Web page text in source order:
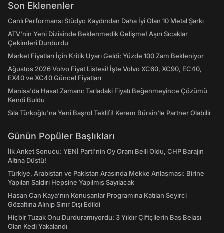
Son Eklenenler
Canlı Performansı Stüdyo Kaydından Daha İyi Olan 10 Metal Şarkı
ATV'nin Yeni Dizisinde Beklenmedik Gelişme! Aşırı Sıcaklar
Çekimleri Durdurdu
Market Fiyatları İçin Kritik Uyarı Geldi: Yüzde 100 Zam Bekleniyor
Ağustos 2026 Volvo Fiyat Listesi! İşte Volvo XC60, XC90, EC40,
EX40 ve XC40 Güncel Fiyatları
Manisa'da Hasat Zamanı: Tarladaki Fiyatı Beğenmeyince Çözümü
Kendi Buldu
Sıla Türkoğlu'na Yeni Başrol Teklifi! Kerem Bürsin'le Partner Olabilir
Günün Popüler Başlıkları
İlk Anket Sonucu: YENİ Parti'nin Oy Oranı Belli Oldu, CHP Barajın
Altına Düştü!
Türkiye, Arabistan ve Pakistan Arasında Mekke Anlaşması: Birine
Yapılan Saldırı Hepsine Yapılmış Sayılacak
Hasan Can Kaya’nın Konuşanlar Programına Katılan Seyirci
Gözaltına Alınıp Sınır Dışı Edildi
Hiçbir Tuzak Onu Durduramıyordu: 3 Yıldır Çiftçilerin Baş Belası
Olan Kedi Yakalandı